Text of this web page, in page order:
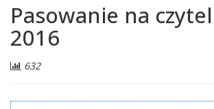
Pasowanie na
2016
Liczba
632